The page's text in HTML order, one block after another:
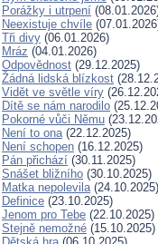
Porážky i utrpení
Neexistuje chvíle
Tři divy (06.01.2026)
Mráz (04.01.2026)
Odpovědnost (29.12.2025)
Žádná lidská blízkost
Vidět ve světle víry
Dítě se nám narodilo
Pokorné vůči Němu
Není to ona(22.12.2025)
Není schopen (16.12.2025)
Pán přichází (30.11.2025)
Snášet bližního (30.10.2025)
Matka nepolevila(24.10.2025)
Definice (23.10.2025)
Jenom pro Tebe (22.10.2025)
Stejně nemožné (15.10.2025)